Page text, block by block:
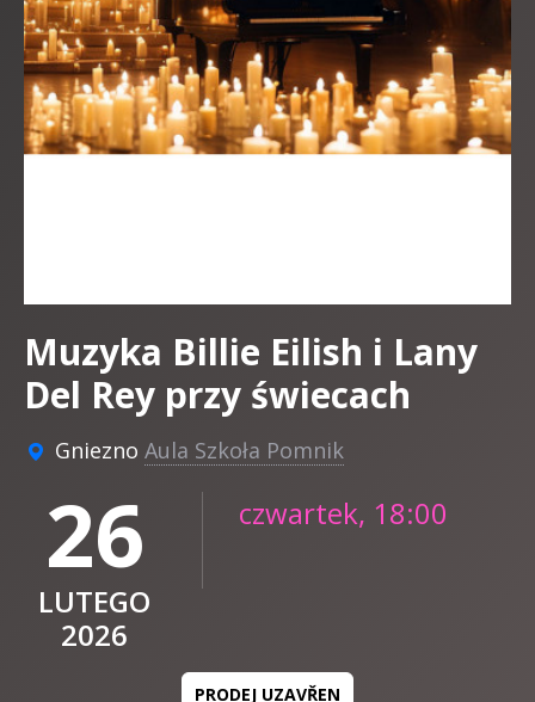
Muzyka Billie Eilish i Lany
Del Rey przy świecach
Gniezno Aula Szkoła Pomnik
26
LUTEGO
2026
czwartek, 18:00
PRODEJ UZAVŘEN